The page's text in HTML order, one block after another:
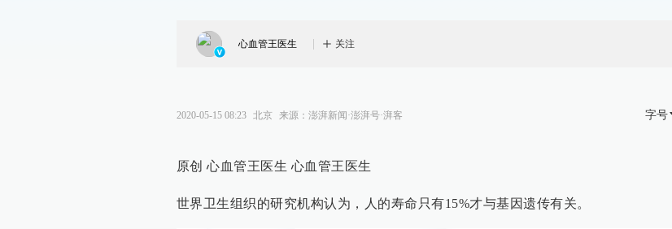
心血管王医生 关注
2020-05-15 08:23 北京 来源： 澎湃新闻·澎湃号·湃客 字号
原创 心血管王医生 心血管王医生
世界卫生组织的研究机构认为，人的寿命只有15%才与基因遗传有关。